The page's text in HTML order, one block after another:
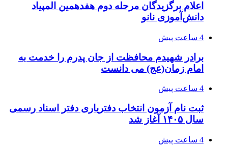
اعلام برگزیدگان مرحله دوم هفدهمین المپیاد
دانش‌آموزی نانو
4 ساعت پیش
برادر شهیدم محافظت از جان پدرم را خدمت به
امام زمان(عج) می دانست
4 ساعت پیش
ثبت نام آزمون انتخاب دفتریاری دفتر اسناد رسمی
سال ۱۴۰۵ آغاز شد
4 ساعت پیش